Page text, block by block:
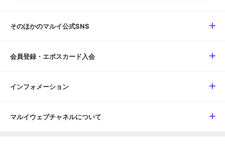
そのほかのマルイ公式SNS
会員登録・エポスカード入会
インフォメーション
マルイウェブチャネルについて